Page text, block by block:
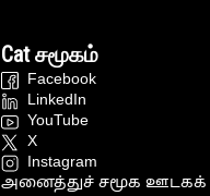
Cat சமூகம்
Facebook
LinkedIn
YouTube
X
Instagram
அனைத்துச் சமூக